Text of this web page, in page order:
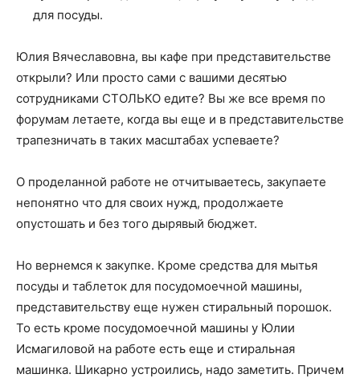
для посуды.
Юлия Вячеславовна, вы кафе при представительстве
открыли? Или просто сами с вашими десятью
сотрудниками СТОЛЬКО едите? Вы же все время по
форумам летаете, когда вы еще и в представительстве
трапезничать в таких масштабах успеваете?
О проделанной работе не отчитываетесь, закупаете
непонятно что для своих нужд, продолжаете
опустошать и без того дырявый бюджет.
Но вернемся к закупке. Кроме средства для мытья
посуды и таблеток для посудомоечной машины,
представительству еще нужен стиральный порошок.
То есть кроме посудомоечной машины у Юлии
Исмагиловой на работе есть еще и стиральная
машинка. Шикарно устроились, надо заметить. Причем